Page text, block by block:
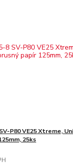
P80 VE25 Xtreme,
25ks